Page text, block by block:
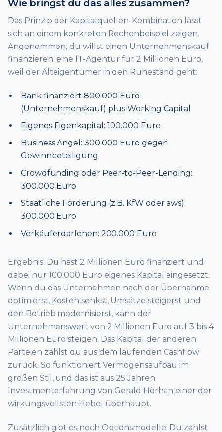
Wie bringst du das alles zusammen?
Das Prinzip der Kapitalquellen-Kombination lässt
sich an einem konkreten Rechenbeispiel zeigen.
Angenommen, du willst einen Unternehmenskauf
finanzieren: eine IT-Agentur für 2 Millionen Euro,
weil der Alteigentümer in den Ruhestand geht:
Bank finanziert 800.000 Euro
(Unternehmenskauf) plus Working Capital
Eigenes Eigenkapital: 100.000 Euro
Business Angel: 300.000 Euro gegen
Gewinnbeteiligung
Crowdfunding oder Peer-to-Peer-Lending:
300.000 Euro
Staatliche Förderung (z.B. KfW oder aws):
300.000 Euro
Verkäuferdarlehen: 200.000 Euro
Ergebnis: Du hast 2 Millionen Euro finanziert und
dabei nur 100.000 Euro eigenes Kapital eingesetzt.
Wenn du das Unternehmen nach der Übernahme
optimierst, Kosten senkst, Umsätze steigerst und
den Betrieb modernisierst, kann der
Unternehmenswert von 2 Millionen Euro auf 3 bis 4
Millionen Euro steigen. Das Kapital der anderen
Parteien zahlst du aus dem laufenden Cashflow
zurück. So funktioniert Vermögensaufbau im
großen Stil, und das ist aus 25 Jahren
Investmenterfahrung von Gerald Hörhan einer der
wirkungsvollsten Hebel überhaupt.
Zusätzlich gibt es noch Optionsmodelle: Du zahlst